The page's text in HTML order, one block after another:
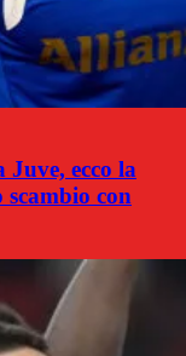
Juve, ecco la
con